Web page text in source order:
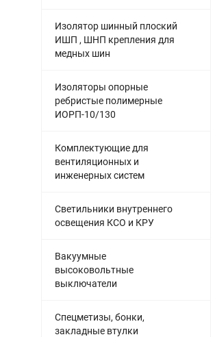
Изолятор шинный плоский
ИШП , ШНП крепления для
медных шин
Изоляторы опорные
ребристые полимерные
ИОРП-10/130
Комплектующие для
вентиляционных и
инженерных систем
Светильники внутреннего
освещения КСО и КРУ
Вакуумные
высоковольтные
выключатели
Спецметизы, бонки,
закладные втулки